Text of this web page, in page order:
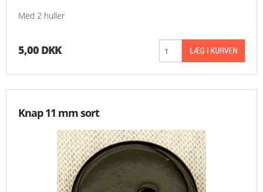
Med 2 huller
5,00 DKK
Knap 11 mm sort